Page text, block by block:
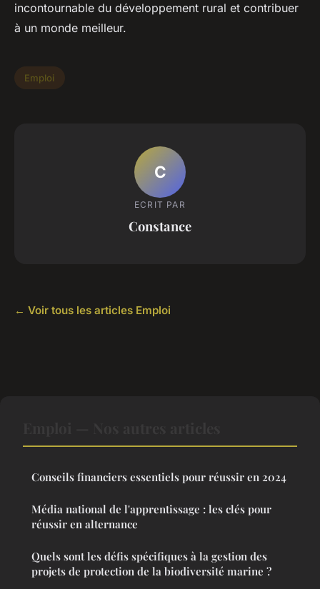
incontournable du développement rural et contribuer
à un monde meilleur.
Emploi
C
ECRIT PAR
Constance
← Voir tous les articles Emploi
Conseils financiers essentiels pour réussir en 2024
Média national de l'apprentissage : les clés pour
réussir en alternance
Quels sont les défis spécifiques à la gestion des
projets de protection de la biodiversité marine ?